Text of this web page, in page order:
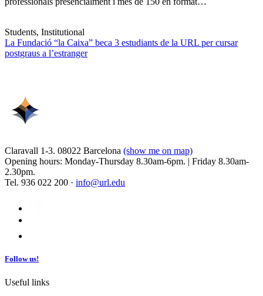
Students, Institutional
La Fundació “la Caixa” beca 3 estudiants de la URL per cursar
postgraus a l’estranger
Claravall 1-3. 08022 Barcelona (show me on map)
Opening hours: Monday-Thursday 8.30am-6pm. | Friday 8.30am-
2.30pm.
Tel. 936 022 200 · info@url.edu
Follow us!
Useful links